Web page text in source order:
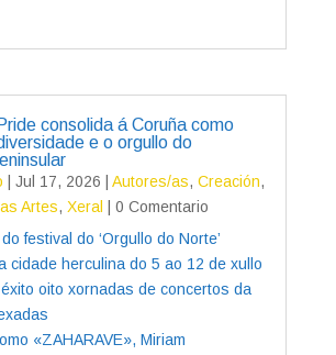
consolida á Coruña como
e o orgullo do
Jul 17, 2026 Autores/as, Creación,
Artes, Xeral
| 0 Comentario
festival do ‘Orgullo do Norte’
cidade herculina do 5 ao 12 de xullo
oito xornadas de concertos da
«ZAHARAVE», Miriam